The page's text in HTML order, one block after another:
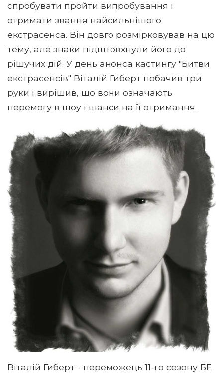
спробувати пройти випробування і
отримати звання найсильнішого
екстрасенса. Він довго розмірковував на цю
тему, але знаки підштовхнули його до
рішучих дій. У день анонса кастингу "Битви
екстрасенсів" Віталій Гиберт побачив три
руки і вирішив, що вони означають
перемогу в шоу і шанси на її отримання.
Віталій Гиберт - переможець 11-го сезону БЕ